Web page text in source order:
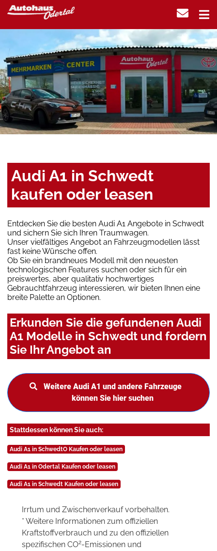
Audi A1 in Schwedt
kaufen oder leasen
Entdecken Sie die besten Audi A1 Angebote in Schwedt
und sichern Sie sich Ihren Traumwagen.
Unser vielfältiges Angebot an Fahrzeugmodellen lässt
fast keine Wünsche offen.
Ob Sie ein brandneues Modell mit den neuesten
technologischen Features suchen oder sich für ein
preiswertes, aber qualitativ hochwertiges
Gebrauchtfahrzeug interessieren, wir bieten Ihnen eine
breite Palette an Optionen.
Erkunden Sie die gefundenen Audi
A1 Modelle in Schwedt und fordern
Sie Ihr Angebot an
Weitere Audi A1 und andere Fahrzeuge
können Sie hier suchen
Stattdessen können Sie auch:
Audi A1 in SchwedtO Kaufen oder leasen
Audi A1 in Odertal Kaufen oder leasen
Audi A1 in Schwedt Kaufen oder leasen
Irrtum und Zwischenverkauf vorbehalten.
* Weitere Informationen zum offiziellen
Kraftstoffverbrauch und zu den offiziellen
spezifischen CO2-Emissionen und